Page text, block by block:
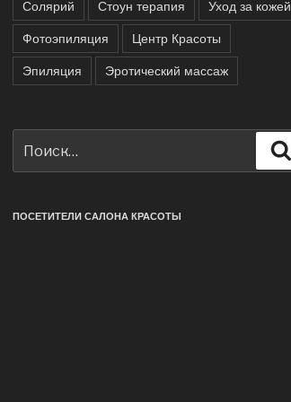
Солярий
Стоун терапия
Уход за кожей
Фотоэпиляция
Центр Красоты
Эпиляция
Эротический массаж
ПОСЕТИТЕЛИ САЛОНА КРАСОТЫ